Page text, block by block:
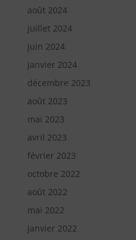
août 2024
juillet 2024
juin 2024
janvier 2024
décembre 2023
août 2023
mai 2023
avril 2023
février 2023
octobre 2022
août 2022
mai 2022
janvier 2022